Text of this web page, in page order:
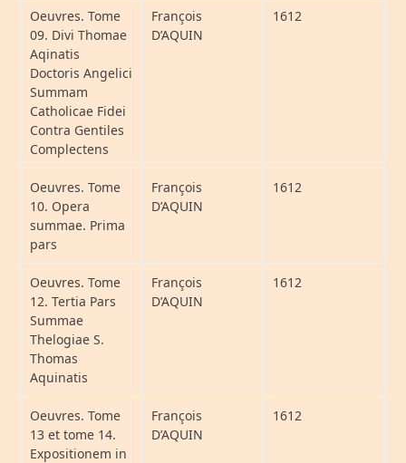
Oeuvres. Tome
09. Divi Thomae
Aqinatis
Doctoris Angelici
Summam
Catholicae Fidei
Contra Gentiles
Complectens
François
D’AQUIN
1612
Oeuvres. Tome
10. Opera
summae. Prima
pars
François
D’AQUIN
1612
Oeuvres. Tome
12. Tertia Pars
Summae
Thelogiae S.
Thomas
Aquinatis
François
D’AQUIN
1612
Oeuvres. Tome
13 et tome 14.
Expositionem in
François
D’AQUIN
1612